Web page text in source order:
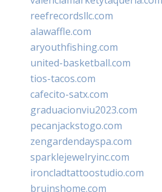
reefrecordsllc.com
alawaffle.com
aryouthfishing.com
united-basketball.com
tios-tacos.com
cafecito-satx.com
graduacionviu2023.com
pecanjackstogo.com
zengardendayspa.com
sparklejewelryinc.com
ironcladtattoostudio.com
bruinshome.com